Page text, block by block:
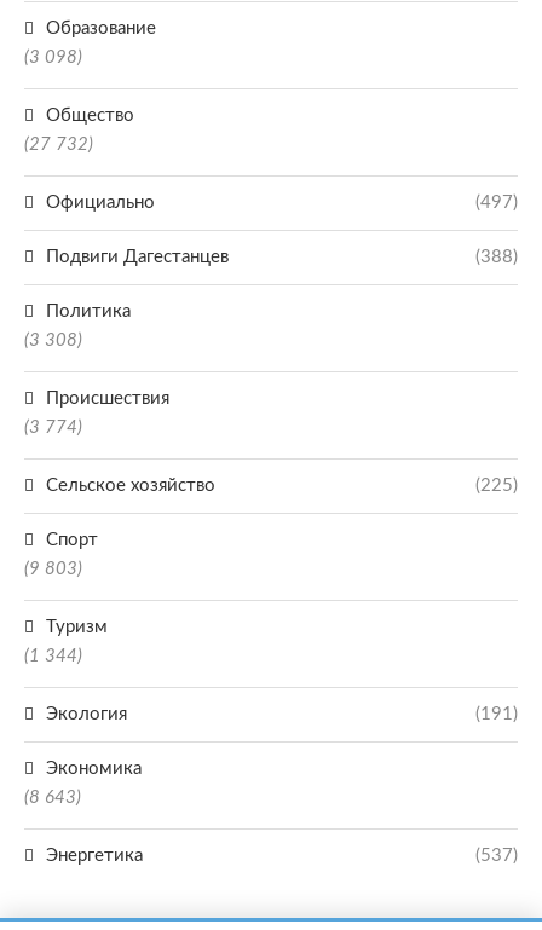
Образование
(3 098)
Общество
(27 732)
Официально (497)
Подвиги Дагестанцев (388)
Политика
(3 308)
Происшествия
(3 774)
Сельское хозяйство (225)
Спорт
(9 803)
Туризм
(1 344)
Экология (191)
Экономика
(8 643)
Энергетика (537)